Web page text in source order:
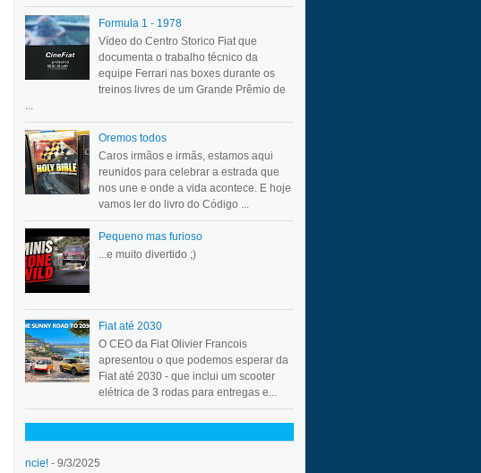
Formula 1 - 1978
Vídeo do Centro Storico Fiat que
documenta o trabalho técnico da
equipe Ferrari nas boxes durante os
treinos livres de um Grande Prêmio de
...
Oremos todos
Caros irmãos e irmãs, estamos aqui
reunidos para celebrar a estrada que
nos une e onde a vida acontece. E hoje
vamos ler do livro do Código ...
Pequeno mas furioso
...e muito divertido ;)
Fiat até 2030
O CEO da Fiat Olivier Francois
apresentou o que podemos esperar da
Fiat até 2030 - que inclui um scooter
elétrica de 3 rodas para entregas e...
ncie! - 9/3/2025